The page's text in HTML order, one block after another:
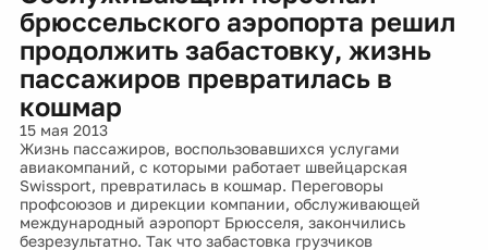
брюссельского аэропорта решил
продолжить забастовку, жизнь
пассажиров превратилась в
кошмар
15 мая 2013
Жизнь пассажиров, воспользовавшихся услугами
авиакомпаний, с которыми работает швейцарская
Swissport, превратилась в кошмар. Переговоры
профсоюзов и дирекции компании, обслуживающей
международный аэропорт Брюсселя, закончились
безрезультатно. Так что забастовка грузчиков